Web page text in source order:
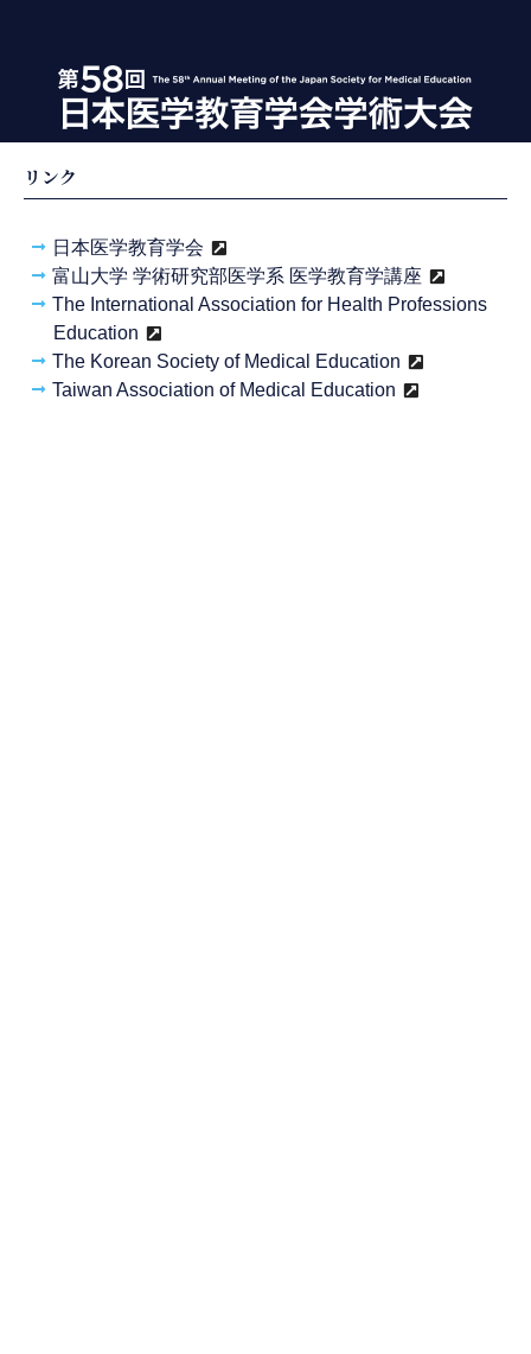
リンク
日本医学教育学会
富山大学 学術研究部医学系 医学教育学講座
The International Association for Health Professions
Education
The Korean Society of Medical Education
Taiwan Association of Medical Education